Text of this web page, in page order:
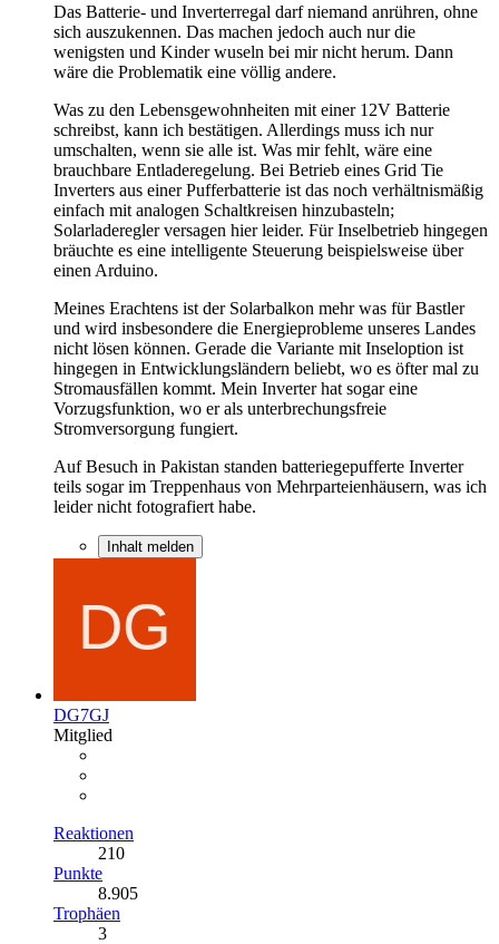
Das Batterie- und Inverterregal darf niemand anrühren, ohne
sich auszukennen. Das machen jedoch auch nur die
wenigsten und Kinder wuseln bei mir nicht herum. Dann
wäre die Problematik eine völlig andere.
Was zu den Lebensgewohnheiten mit einer 12V Batterie
schreibst, kann ich bestätigen. Allerdings muss ich nur
umschalten, wenn sie alle ist. Was mir fehlt, wäre eine
brauchbare Entladeregelung. Bei Betrieb eines Grid Tie
Inverters aus einer Pufferbatterie ist das noch verhältnismäßig
einfach mit analogen Schaltkreisen hinzubasteln;
Solarladeregler versagen hier leider. Für Inselbetrieb hingegen
bräuchte es eine intelligente Steuerung beispielsweise über
einen Arduino.
Meines Erachtens ist der Solarbalkon mehr was für Bastler
und wird insbesondere die Energieprobleme unseres Landes
nicht lösen können. Gerade die Variante mit Inseloption ist
hingegen in Entwicklungsländern beliebt, wo es öfter mal zu
Stromausfällen kommt. Mein Inverter hat sogar eine
Vorzugsfunktion, wo er als unterbrechungsfreie
Stromversorgung fungiert.
Auf Besuch in Pakistan standen batteriegepufferte Inverter
teils sogar im Treppenhaus von Mehrparteienhäusern, was ich
leider nicht fotografiert habe.
Inhalt melden
DG7GJ
Mitglied
Reaktionen
210
Punkte
8.905
Trophäen
3